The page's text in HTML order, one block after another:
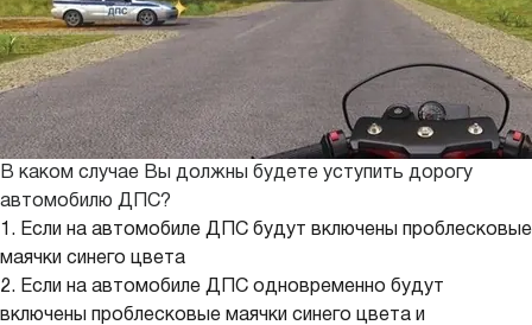
В каком случае Вы должны будете уступить дорогу
автомобилю ДПС?
1. Если на автомобиле ДПС будут включены проблесковые
маячки синего цвета
2. Если на автомобиле ДПС одновременно будут
включены проблесковые маячки синего цвета и